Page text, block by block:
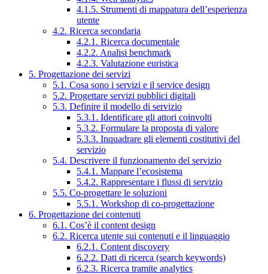
4.1.5. Strumenti di mappatura dell’esperienza
utente
4.2. Ricerca secondaria
4.2.1. Ricerca documentale
4.2.2. Analisi benchmark
4.2.3. Valutazione euristica
5. Progettazione dei servizi
5.1. Cosa sono i servizi e il service design
5.2. Progettare servizi pubblici digitali
5.3. Definire il modello di servizio
5.3.1. Identificare gli attori coinvolti
5.3.2. Formulare la proposta di valore
5.3.3. Inquadrare gli elementi costitutivi del
servizio
5.4. Descrivere il funzionamento del servizio
5.4.1. Mappare l’ecosistema
5.4.2. Rappresentare i flussi di servizio
5.5. Co-progettare le soluzioni
5.5.1. Workshop di co-progettazione
6. Progettazione dei contenuti
6.1. Cos’è il content design
6.2. Ricerca utente sui contenuti e il linguaggio
6.2.1. Content discovery
6.2.2. Dati di ricerca (search keywords)
6.2.3. Ricerca tramite analytics